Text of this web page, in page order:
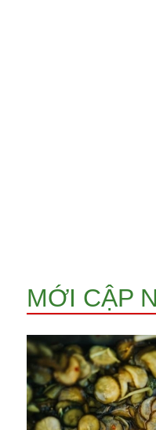
Báo Nga có gì?
Biển Đông
Bắc Kinh
Buôn bán ở Nga
Bộ Quốc phòng
Bác Hồ
Bộ Y tế
MỚI CẬP